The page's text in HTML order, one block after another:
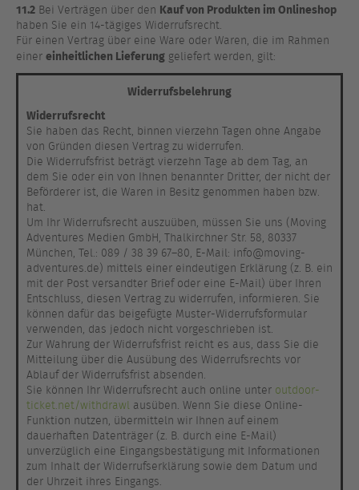
11.2 Bei Verträgen über den Kauf von Produkten im Onlineshop
haben Sie ein 14-tägiges Widerrufsrecht.
Für einen Vertrag über eine Ware oder Waren, die im Rahmen
einer einheitlichen Lieferung geliefert werden, gilt:
Widerrufsbelehrung
Widerrufsrecht
Sie haben das Recht, binnen vierzehn Tagen ohne Angabe
von Gründen diesen Vertrag zu widerrufen.
Die Widerrufsfrist beträgt vierzehn Tage ab dem Tag, an
dem Sie oder ein von Ihnen benannter Dritter, der nicht der
Beförderer ist, die Waren in Besitz genommen haben bzw.
hat.
Um Ihr Widerrufsrecht auszuüben, müssen Sie uns (Moving
Adventures Medien GmbH, Thalkirchner Str. 58, 80337
München, Tel.: 089 / 38 39 67–80, E-Mail: info@moving-
adventures.de) mittels einer eindeutigen Erklärung (z. B. ein
mit der Post versandter Brief oder eine E-Mail) über Ihren
Entschluss, diesen Vertrag zu widerrufen, informieren. Sie
können dafür das beigefügte Muster-Widerrufsformular
verwenden, das jedoch nicht vorgeschrieben ist.
Zur Wahrung der Widerrufsfrist reicht es aus, dass Sie die
Mitteilung über die Ausübung des Widerrufsrechts vor
Ablauf der Widerrufsfrist absenden.
Sie können Ihr Widerrufsrecht auch online unter outdoor-
ticket.net/withdrawl ausüben. Wenn Sie diese Online-
Funktion nutzen, übermitteln wir Ihnen auf einem
dauerhaften Datenträger (z. B. durch eine E-Mail)
unverzüglich eine Eingangsbestätigung mit Informationen
zum Inhalt der Widerrufserklärung sowie dem Datum und
der Uhrzeit ihres Eingangs.